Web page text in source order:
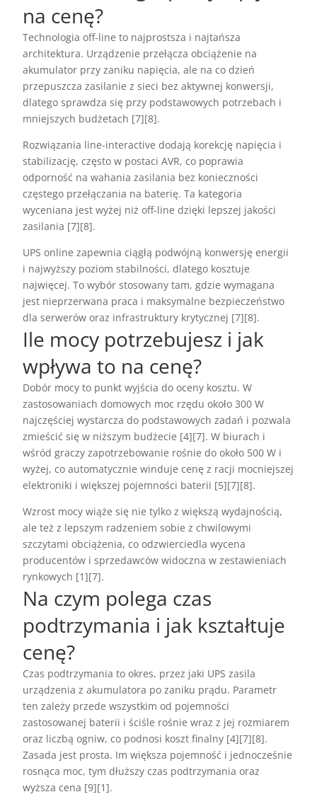
na cenę?
Technologia off-line to najprostsza i najtańsza
architektura. Urządzenie przełącza obciążenie na
akumulator przy zaniku napięcia, ale na co dzień
przepuszcza zasilanie z sieci bez aktywnej konwersji,
dlatego sprawdza się przy podstawowych potrzebach i
mniejszych budżetach [7][8].
Rozwiązania line-interactive dodają korekcję napięcia i
stabilizację, często w postaci AVR, co poprawia
odporność na wahania zasilania bez konieczności
częstego przełączania na baterię. Ta kategoria
wyceniana jest wyżej niż off-line dzięki lepszej jakości
zasilania [7][8].
UPS online zapewnia ciągłą podwójną konwersję energii
i najwyższy poziom stabilności, dlatego kosztuje
najwięcej. To wybór stosowany tam, gdzie wymagana
jest nieprzerwana praca i maksymalne bezpieczeństwo
dla serwerów oraz infrastruktury krytycznej [7][8].
Ile mocy potrzebujesz i jak
wpływa to na cenę?
Dobór mocy to punkt wyjścia do oceny kosztu. W
zastosowaniach domowych moc rzędu około 300 W
najczęściej wystarcza do podstawowych zadań i pozwala
zmieścić się w niższym budżecie [4][7]. W biurach i
wśród graczy zapotrzebowanie rośnie do około 500 W i
wyżej, co automatycznie winduje cenę z racji mocniejszej
elektroniki i większej pojemności baterii [5][7][8].
Wzrost mocy wiąże się nie tylko z większą wydajnością,
ale też z lepszym radzeniem sobie z chwilowymi
szczytami obciążenia, co odzwierciedla wycena
producentów i sprzedawców widoczna w zestawieniach
rynkowych [1][7].
Na czym polega czas
podtrzymania i jak kształtuje
cenę?
Czas podtrzymania to okres, przez jaki UPS zasila
urządzenia z akumulatora po zaniku prądu. Parametr
ten zależy przede wszystkim od pojemności
zastosowanej baterii i ściśle rośnie wraz z jej rozmiarem
oraz liczbą ogniw, co podnosi koszt finalny [4][7][8].
Zasada jest prosta. Im większa pojemność i jednocześnie
rosnąca moc, tym dłuższy czas podtrzymania oraz
wyższa cena [9][1].